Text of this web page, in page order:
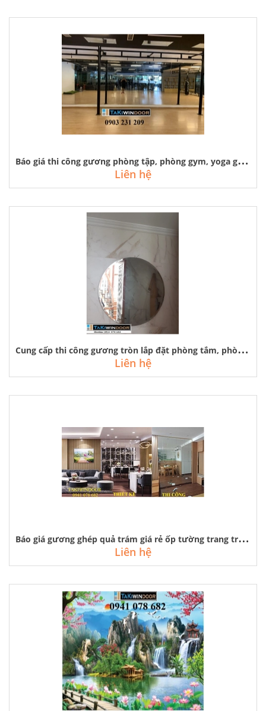
B
áo giá thi công gương phòng tập, phòng gym, yoga giá rẻ tại hà nội
Liên hệ
C
ung cấp thi công gương tròn lắp đặt phòng tắm, phòng ngủ, salon tóc
Liên hệ
B
áo giá gương ghép quả trám giá rẻ ốp tường trang trí phòng khách, ăn
Liên hệ